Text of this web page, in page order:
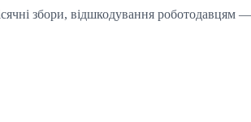
збори, відшкодування